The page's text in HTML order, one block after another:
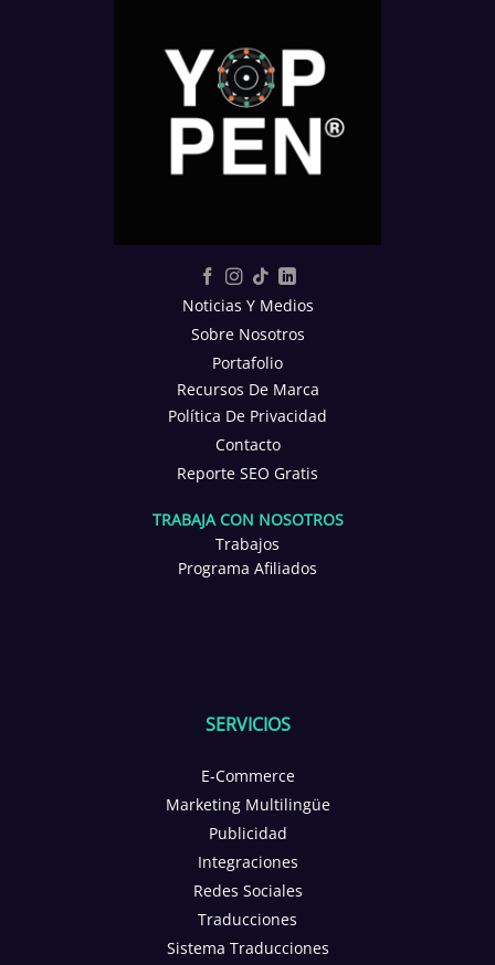
Noticias Y Medios
Sobre Nosotros
Portafolio
Recursos De Marca
Política De Privacidad
Contacto
Reporte SEO Gratis
TRABAJA CON NOSOTROS
Trabajos
Programa Afiliados
SERVICIOS
E-Commerce
Marketing Multilingüe
Publicidad
Integraciones
Redes Sociales
Traducciones
Sistema Traducciones